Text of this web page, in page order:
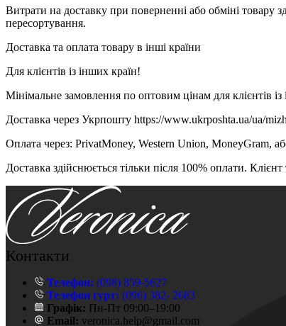
Витрати на доставку при поверненні або обміні товару
пересортування.
Доставка та оплата товару в інші країни
Для клієнтів із інших країн!
Мінімальне замовлення по оптовим цінам для клієнтів
Доставка через Укрпошту https://www.ukrposhta.ua/ua/
Оплата через: PrivatMoney, Western Union, MoneyGram,
Доставка здійснюється тільки після 100% оплати.
Контакти
Телефон: (098) 859-5627
Телефон гурт: (096) 382- 2683
Графік: Пн-Пт 09:00–19:00
Email: veronica.help@gmail.com